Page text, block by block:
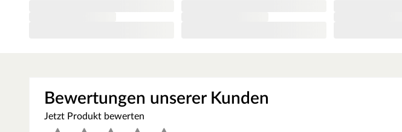
Bewertungen unserer Kunden
Jetzt Produkt bewerten